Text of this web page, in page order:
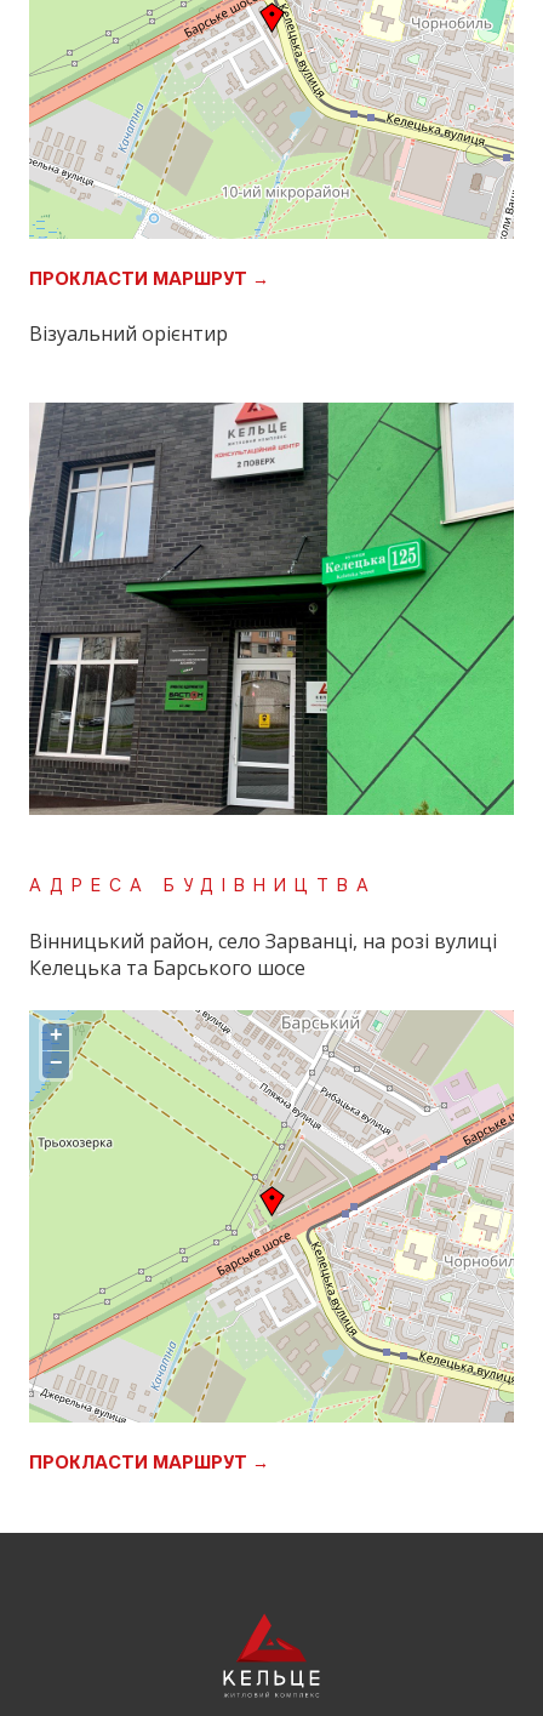
ПРОКЛАСТИ МАРШРУТ →
Візуальний орієнтир
АДРЕСА БУДІВНИЦТВА
Вінницький район, село Зарванці, на розі вулиці
Келецька та Барського шосе
+
−
ПРОКЛАСТИ МАРШРУТ →